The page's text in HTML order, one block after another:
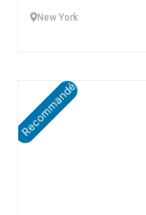
New York
Recommandé